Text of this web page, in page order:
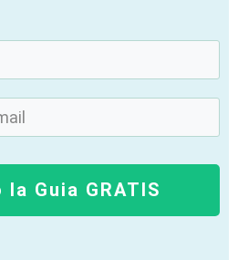
Guia GRATIS